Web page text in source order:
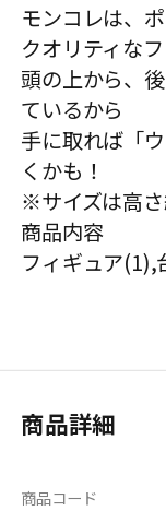
モンコレは、
クオリティな
頭の上から、
ているから
手に取れば「
くかも！
※サイズは高さ
商品内容
フィギュア(1),
商品詳細
商品コード